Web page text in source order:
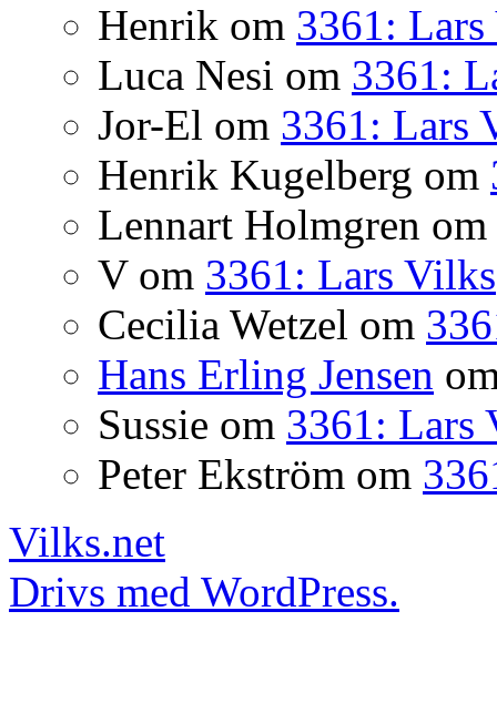
Henrik om 3361:
Luca Nesi om 3361:
Jor-El om 3361: Lars
Henrik Kugelberg om
Lennart Holmgren om
Vom 3361: Lars Vilks
Cecilia Wetzel om
Hans Erling Jensen
Sussie om 3361: Lars
Peter Ekström om
Vilks.net
Drivs med WordPress.